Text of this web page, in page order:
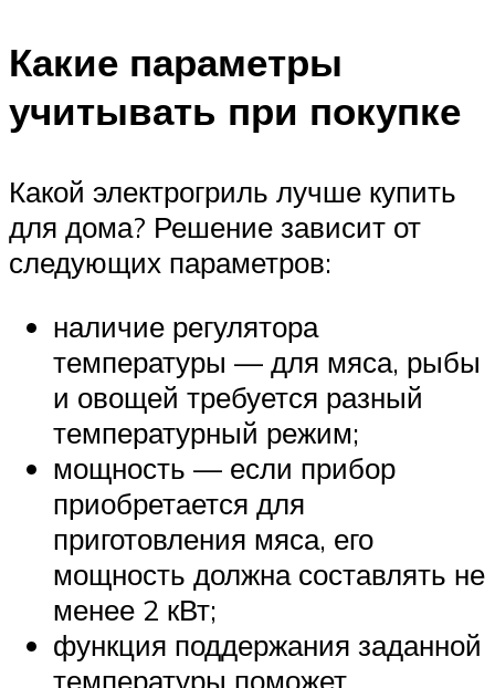
Какие параметры
учитывать при покупке
Какой электрогриль лучше купить
для дома? Решение зависит от
следующих параметров:
наличие регулятора
температуры — для мяса, рыбы
и овощей требуется разный
температурный режим;
мощность — если прибор
приобретается для
приготовления мяса, его
мощность должна составлять не
менее 2 кВт;
функция поддержания заданной
температуры поможет